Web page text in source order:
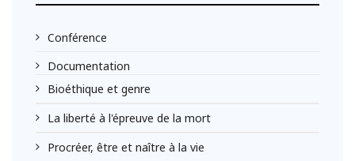
Conférence
Documentation
Bioéthique et genre
La liberté à l'épreuve de la mort
Procréer, être et naître à la vie